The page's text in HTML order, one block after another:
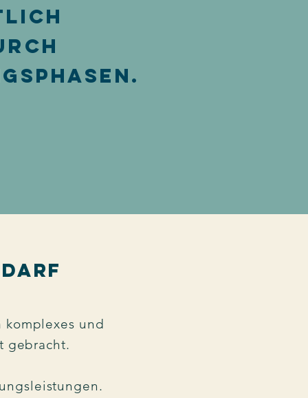
darf​
und
gebracht.